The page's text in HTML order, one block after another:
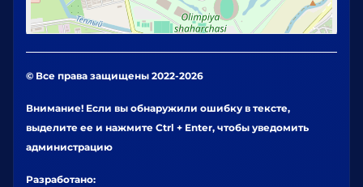
© Все права защищены 2022-2026
Внимание! Если вы обнаружили ошибку в тексте,
выделите ее и нажмите Ctrl + Enter, чтобы уведомить
администрацию
Разработано: